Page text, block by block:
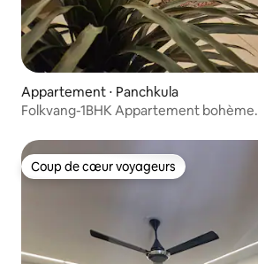
Appartement ⋅ Panchkula
Folkvang-1BHK Appartement bohème.
Coup de cœur voyageurs
Coup de cœur voyageurs